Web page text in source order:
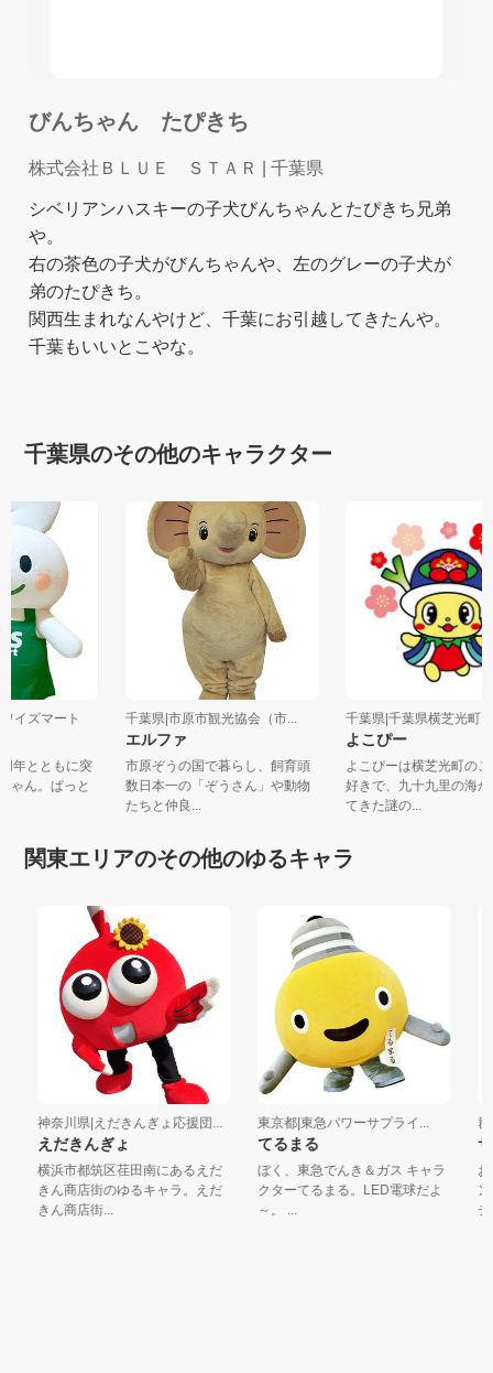
びんちゃん たぴきち
株式会社ＢＬＵＥ ＳＴＡＲ | 千葉県
シベリアンハスキーの子犬びんちゃんとたぴきち兄弟
や。
右の茶色の子犬がびんちゃんや、左のグレーの子犬が
弟のたぴきち。
関西生まれなんやけど、千葉にお引越してきたんや。
千葉もいいとこやな。
千葉県のその他のキャラクター
ワイズマート
周年とともに突
ちゃん。ぱっと
千葉県|市原市観光協会（市...
エルファ
市原ぞうの国で暮らし、飼育頭
数日本一の「ぞうさん」や動物
たちと仲良...
千葉県|千葉県横芝光町
よこぴー
よこぴーは横芝光町
好きで、九十九里の海
てきた謎の...
関東エリアのその他のゆるキャラ
神奈川県|えだきんぎょ応援団...
えだきんぎょ
横浜市都筑区荏田南にあるえだ
きん商店街のゆるキャラ。えだ
きん商店街...
東京都|東急パワーサプライ...
てるまる
ぼく、東急でんき＆ガス キャラ
クターてるまる。LED電球だよ
～。 ...
群
サ
お
ン
チ